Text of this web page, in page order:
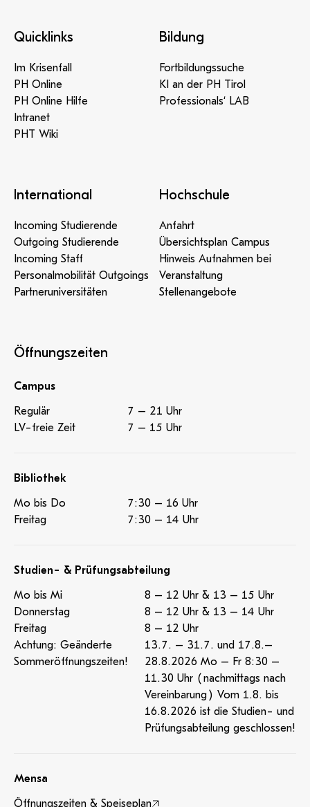
Quicklinks
Im Krisenfall
PH Online
PH Online Hilfe
Intranet
PHT Wiki
Bildung
Fortbildungssuche
KI an der PH Tirol
Professionals‘ LAB
International
Incoming Studierende
Outgoing Studierende
Incoming Staff
Personalmobilität Outgoings
Partneruniversitäten
Hochschule
Anfahrt
Übersichtsplan Campus
Hinweis Aufnahmen bei
Veranstaltung
Stellenangebote
Öffnungszeiten
Campus
Regulär
7 – 21 Uhr
LV-freie Zeit
7 – 15 Uhr
Bibliothek
Mo bis Do
7:30 – 16 Uhr
Freitag
7:30 – 14 Uhr
Studien- & Prüfungsabteilung
Mo bis Mi
8 – 12 Uhr & 13 – 15 Uhr
Donnerstag
8 – 12 Uhr & 13 – 14 Uhr
Freitag
8 – 12 Uhr
Achtung: Geänderte
Sommeröffnungszeiten!
13.7. – 31.7. und 17.8.–
28.8.2026 Mo – Fr 8:30 –
11.30 Uhr (nachmittags nach
Vereinbarung) Vom 1.8. bis
16.8.2026 ist die Studien- und
Prüfungsabteilung geschlossen!
Mensa
Öffnungszeiten & Speiseplan